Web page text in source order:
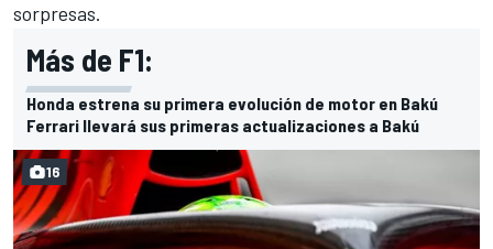
sorpresas.
Más de F1:
Honda estrena su primera evolución de motor en Bakú
Ferrari llevará sus primeras actualizaciones a Bakú
16